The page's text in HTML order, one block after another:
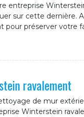
entreprise
sur cette dernière.
pour préserver votre
ravalement
de mur
Winterstein